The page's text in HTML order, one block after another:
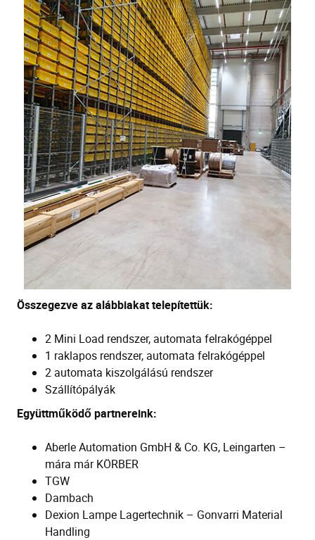
Összegezve az alábbiakat telepítettük:
2 Mini Load rendszer, automata felrakógéppel
1 raklapos rendszer, automata felrakógéppel
2 automata kiszolgálású rendszer
Szállítópályák
Együttműködő partnereink:
Aberle Automation GmbH & Co. KG, Leingarten –
mára már KÖRBER
TGW
Dambach
Dexion Lampe Lagertechnik – Gonvarri Material
Handling